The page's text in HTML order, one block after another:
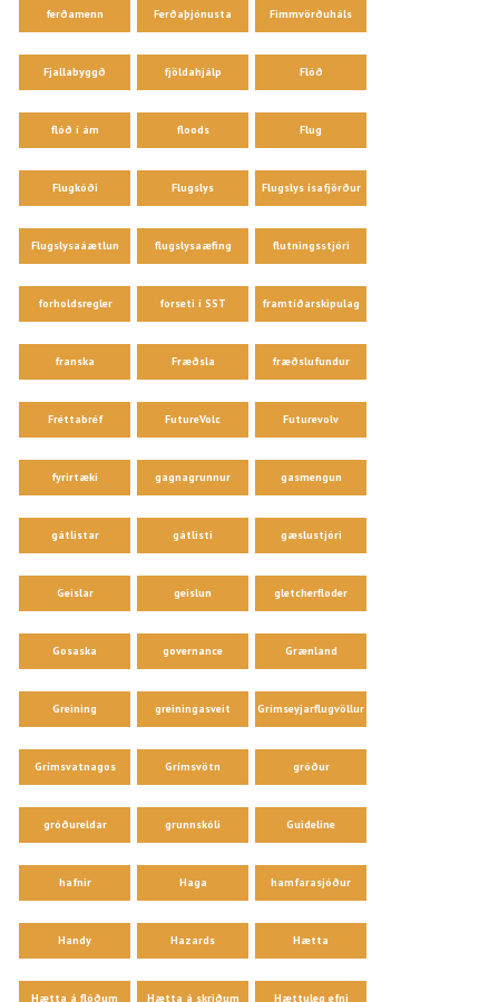
ferðamenn Ferðaþjónusta Fimmvörðuháls
Fjallabyggð fjöldahjálp Flóð
flóð í ám floods Flug
Flugkóði Flugslys Flugslys ísafjörður
Flugslysaáætlun flugslysaæfing flutningsstjóri
forholdsregler forseti í SST framtíðarskipulag
franska Fræðsla fræðslufundur
Fréttabréf FutureVolc Futurevolv
fyrirtæki gagnagrunnur gasmengun
gátlistar gátlisti gæslustjóri
Geislar geislun gletcherfloder
Gosaska governance Grænland
Greining greiningasveit Grímseyjarflugvöllur
Grímsvatnagos Grímsvötn gróður
gróðureldar grunnskóli Guideline
hafnir Haga hamfarasjóður
Handy Hazards Hætta
Hætta á flóðum Hætta á skriðum Hættuleg efni